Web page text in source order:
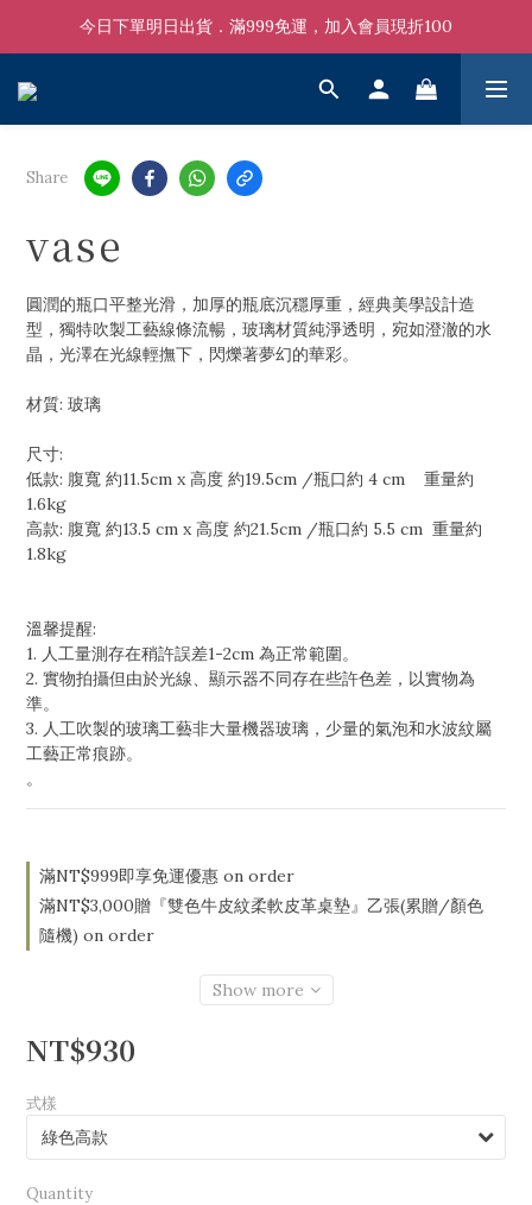
今日下單明日出貨．滿999免運，加入會員現折100
Share
vase
圓潤的瓶口平整光滑，加厚的瓶底沉穩厚重，經典美學設計造
型，獨特吹製工藝線條流暢，玻璃材質純淨透明，宛如澄澈的水
晶，光澤在光線輕撫下，閃爍著夢幻的華彩。
材質: 玻璃
尺寸:
低款: 腹寬 約11.5cm x 高度 約19.5cm /瓶口約 4 cm    重量約
1.6kg
高款: 腹寬 約13.5 cm x 高度 約21.5cm /瓶口約 5.5 cm  重量約
1.8kg
溫馨提醒:
1. 人工量測存在稍許誤差1-2cm 為正常範圍。
2. 實物拍攝但由於光線、顯示器不同存在些許色差，以實物為
準。
3. 人工吹製的玻璃工藝非大量機器玻璃，少量的氣泡和水波紋屬
工藝正常痕跡。
。
滿NT$999即享免運優惠 on order
滿NT$3,000贈『雙色牛皮紋柔軟皮革桌墊』乙張(累贈/顏色
隨機) on order
Show more
NT$930
式樣
Quantity